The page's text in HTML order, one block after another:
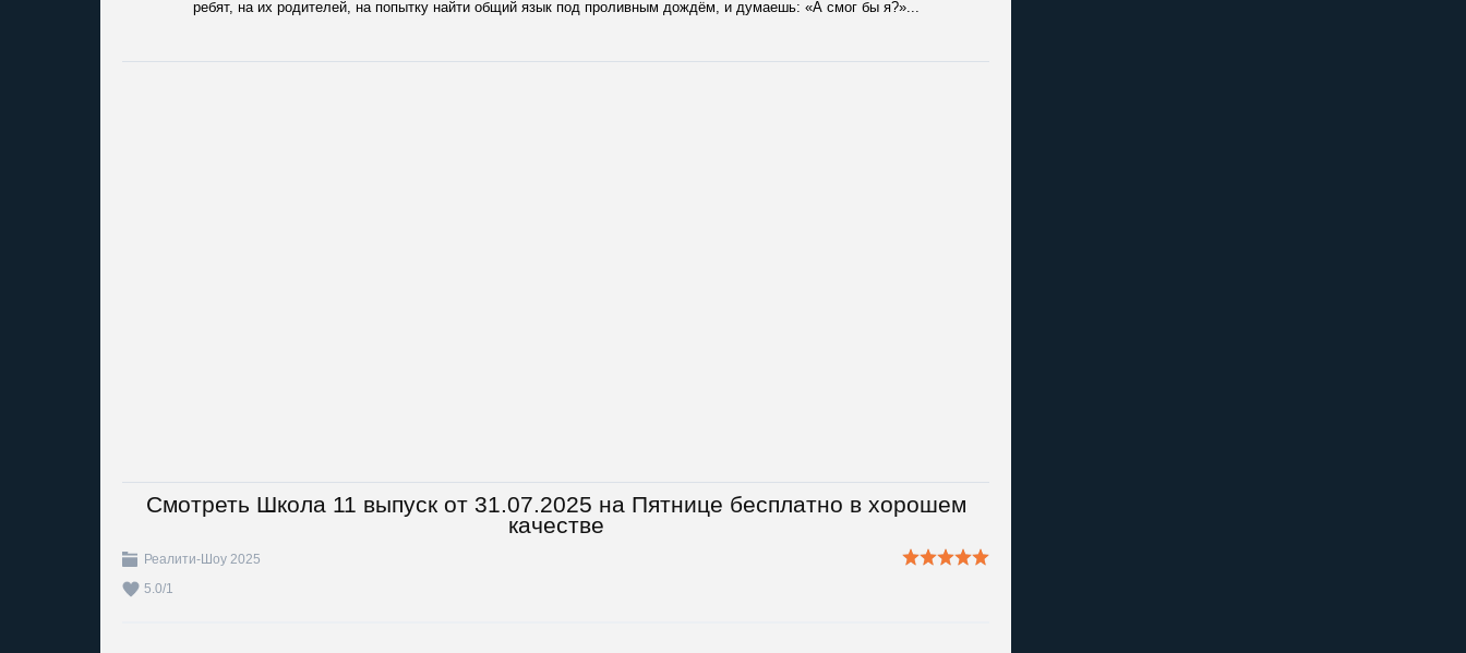
ребят, на их родителей, на попытку найти общий язык под проливным дождём, и думаешь: «А смог бы я?»...
Смотреть Школа 11 выпуск от 31.07.2025 на Пятнице бесплатно в хорошем
качестве
Реалити-Шоу 2025
5.0/1